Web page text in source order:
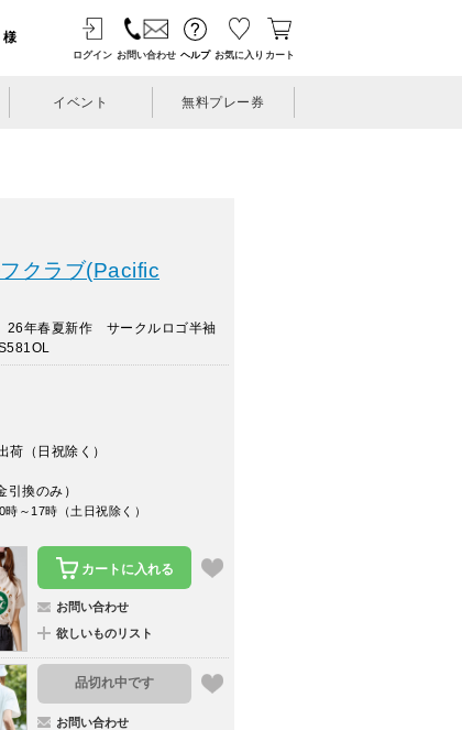
様
ログイン お問い合わせ ヘルプ お気に入り カート
イベント 無料プレー券
クラブ(Pacific
年春夏新作 サークルロゴ半袖
荷（日祝除く）
換のみ）
時～17時（土日祝除く）
カートに入れる
お問い合わせ
欲しいものリスト
品切れ中です
お問い合わせ